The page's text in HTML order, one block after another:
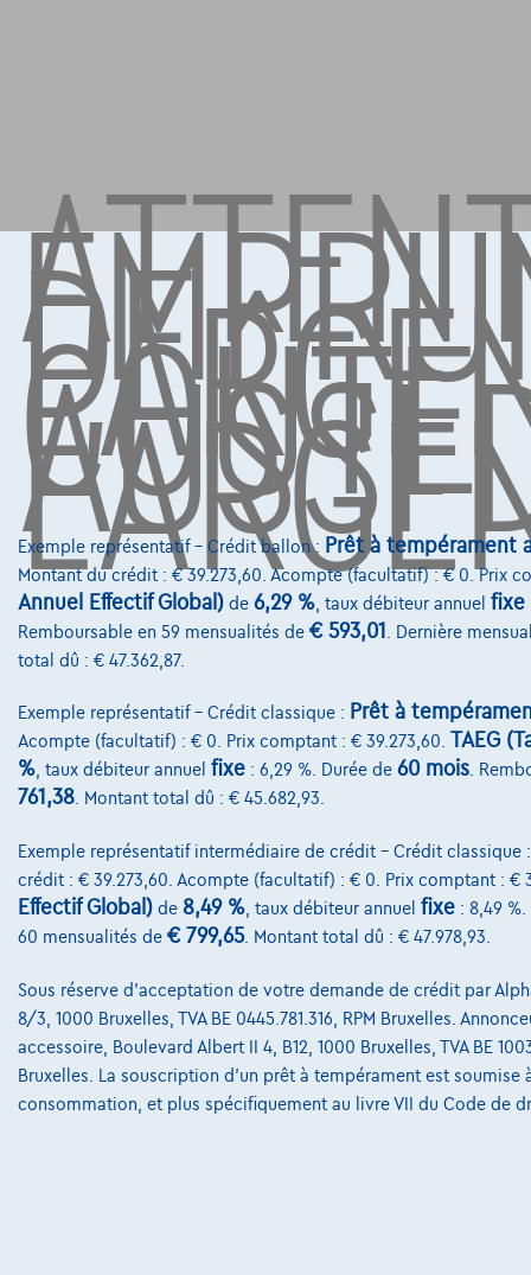
DE
COÛTE
AUSSI
Exemple représentatif – Crédit ballon : Prêt à tempérament
Montant du crédit : € 39.273,60. Acompte (facultatif) : € 0. Prix
Annuel Effectif Global) de 6,29 % , taux débiteur annuel fixe
Remboursable en 59 mensualités de € 593,01
. Dernière
total dû : € 47.362,87.
Exemple représentatif – Crédit classique : Prêt à
Acompte (facultatif) : € 0. Prix comptant : € 39.273,60.
TAEG
%, taux débiteur annuel fixe : 6,29 %. Durée de 60 mois.
761,38. Montant total dû : € 45.682,93.
Exemple représentatif intermédiaire de crédit – Crédit classique
crédit : € 39.273,60. Acompte (facultatif) : € 0. Prix comptant : €
Effectif Global) de 8,49 %, taux débiteur annuel fixe : 8,49
60 mensualités de € 799,65. Montant total dû : € 47.978,93.
Sous réserve d'acceptation de votre demande de crédit par
8/3, 1000 Bruxelles, TVA BE 0445.781.316, RPM Bruxelles.
accessoire, Boulevard Albert II 4, B12, 1000 Bruxelles, TVA BE
Bruxelles. La souscription d'un prêt à tempérament est
consommation, et plus spécifiquement au livre VII du Code de